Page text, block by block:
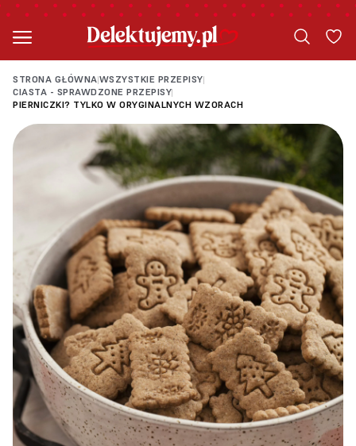
STRONA GŁÓWNA|WSZYSTKIE PRZEPISY|
CIASTA - SPRAWDZONE PRZEPISY|
PIERNICZKI? TYLKO W ORYGINALNYCH WZORACH